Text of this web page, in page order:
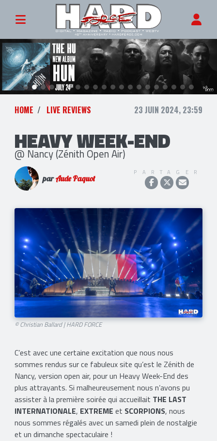
HOME LIVE REVIEWS 23 JUIN 2024, 23:59
HEAVY WEEK-END
@ Nancy (Zénith Open Air)
parAude Paquot
PARTAGER
© Christian Ballard | HARD FORCE​
C’est avec une certaine excitation que nous nous
sommes rendus sur ce fabuleux site qu’est le Zénith de
Nancy, version open air, pour un Heavy Week-End des
plus attrayants. Si malheureusement nous n’avons pu
assister à la première soirée qui accueillait THE LAST
INTERNATIONALE, EXTREME et SCORPIONS, nous
nous sommes régalés avec un samedi plein de nostalgie
et un dimanche spectaculaire !